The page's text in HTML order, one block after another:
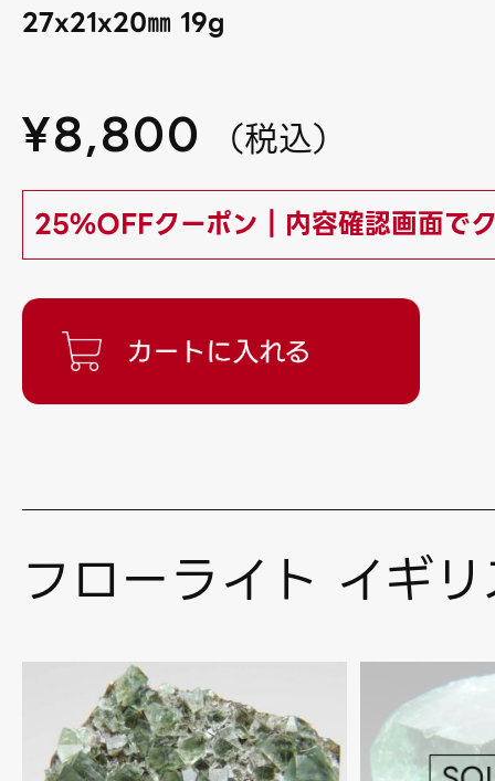
27x21x20㎜ 19g
¥8,800 （税込）
25%OFFクーポン｜内容確認画面で
フローライト イギ